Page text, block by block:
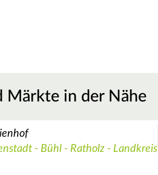
Märkte in der Nähe
- Bühl - Ratholz - Landkreis